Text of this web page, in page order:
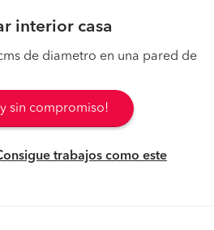
interior casa
de diametro en una pared de
sin compromiso!
trabajos como este